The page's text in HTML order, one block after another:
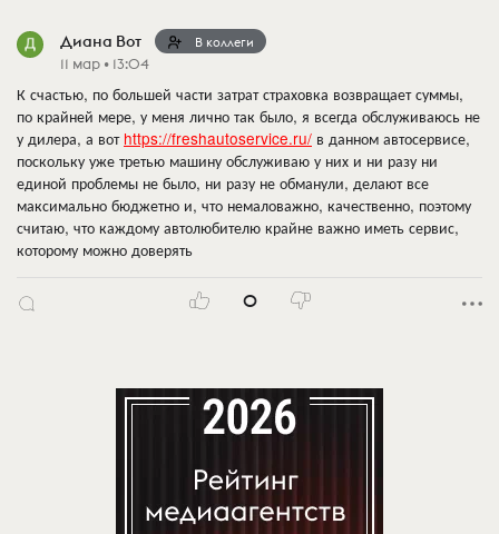
Диана Вот В коллеги
11 мар • 13:04
К счастью, по большей части затрат страховка возвращает суммы,
по крайней мере, у меня лично так было, я всегда обслуживаюсь не
у дилера, а вот https://freshautoservice.ru/ в данном автосервисе,
поскольку уже третью машину обслуживаю у них и ни разу ни
единой проблемы не было, ни разу не обманули, делают все
максимально бюджетно и, что немаловажно, качественно, поэтому
считаю, что каждому автолюбителю крайне важно иметь сервис,
которому можно доверять
0